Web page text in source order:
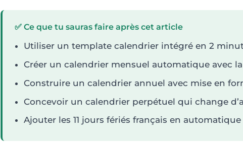
✅ Ce que tu sauras faire après cet article
Utiliser un template calendrier intégré en 2
Créer un calendrier mensuel automatique avec la
Construire un calendrier annuel avec mise en
Concevoir un calendrier perpétuel qui change
Ajouter les 11 jours fériés français en automatique